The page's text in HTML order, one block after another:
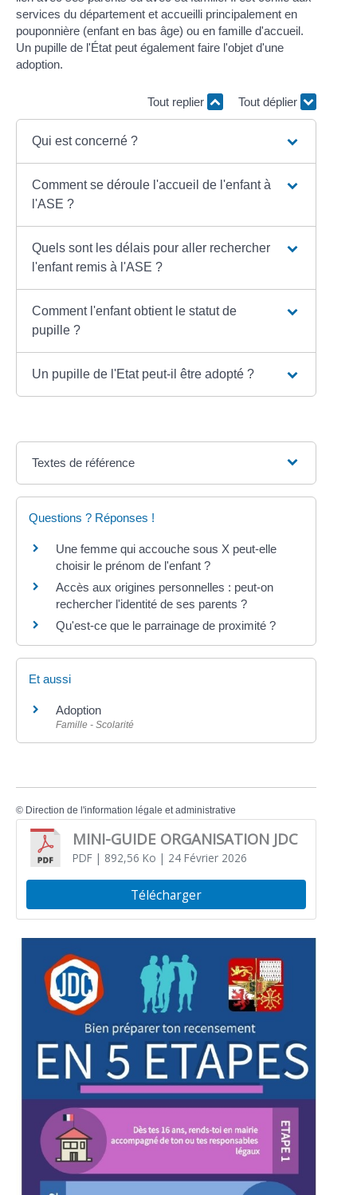
services du département et accueilli principalement en
pouponnière (enfant en bas âge) ou en famille d'accueil.
Un pupille de l'État peut également faire l'objet d'une
adoption.
Tout replier Tout déplier
Qui est concerné ?
Comment se déroule l'accueil de l'enfant à
l'ASE ?
Quels sont les délais pour aller rechercher
l'enfant remis à l'ASE ?
Comment l'enfant obtient le statut de
pupille ?
Un pupille de l'Etat peut-il être adopté ?
Textes de référence
Questions ? Réponses !
Une femme qui accouche sous X peut-elle
choisir le prénom de l'enfant ?
Accès aux origines personnelles : peut-on
rechercher l'identité de ses parents ?
Qu'est-ce que le parrainage de proximité ?
Et aussi
Adoption
Famille - Scolarité
© Direction de l'information légale et administrative
MINI-GUIDE ORGANISATION JDC
PDF| 892,56 Ko | 24 Février 2026
Télécharger